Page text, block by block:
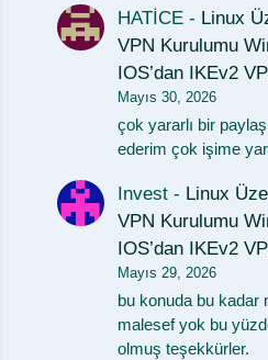
HATİCE - Linux
VPN Kurulumu
IOS’dan IKEv2
Mayıs 30, 2026
çok yararlı bir
ederim çok işime
Invest - Linux
VPN Kurulumu
IOS’dan IKEv2
Mayıs 29, 2026
bu konuda bu kadar
malesef yok bu
olmuş teşekkürler.